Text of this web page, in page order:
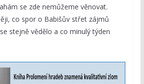
se zde nemůžeme věnovat.
co spor o Babišův střet zájmů
stejně vědělo a co minulý týden